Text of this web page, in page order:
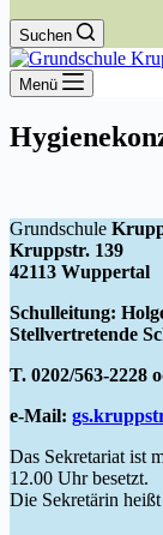
Suchen
Menü
Grundschule
Kruppstr. 139
42113 Wuppertal
Schulleitung:
Stellvertretende
T. 0202/563-2228
e-Mail:
Das Sekretariat ist
12.00 Uhr besetzt.
Die Sekretärin